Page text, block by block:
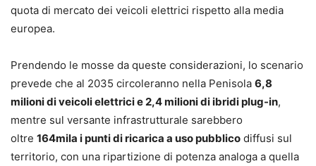
quota di mercato dei veicoli elettrici rispetto alla media
europea.
Prendendo le mosse da queste considerazioni, lo scenario
prevede che al 2035 circoleranno nella Penisola 6,8
milioni di veicoli elettrici e 2,4 milioni di ibridi plug-in,
mentre sul versante infrastrutturale sarebbero
oltre 164mila i punti di ricarica a uso pubblico diffusi sul
territorio, con una ripartizione di potenza analoga a quella